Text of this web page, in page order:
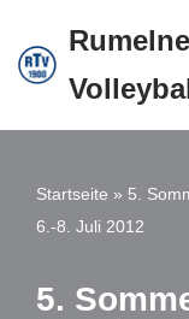
Zum
springen
Startseite » 5.
6.-8. Juli 2012
5.